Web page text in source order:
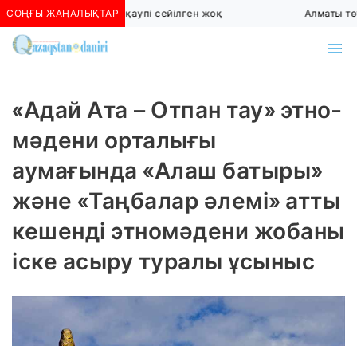
СОҢҒЫ ЖАҢАЛЫҚТАР
Алматыда көшкін қаупі сейілген жоқ Алматы
«Адай Ата – Отпан тау» этно-
мәдени орталығы
аумағында «Алаш батыры»
және «Таңбалар әлемі» атты
кешенді этномәдени жобаны
іске асыру туралы ұсыныс